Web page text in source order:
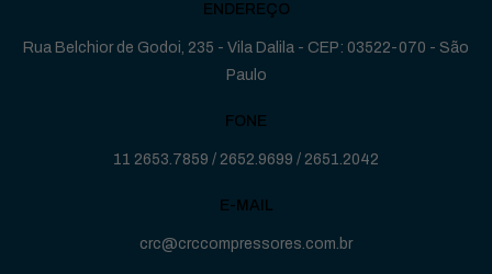
ENDEREÇO
Rua Belchior de Godoi, 235 - Vila Dalila - CEP: 03522-070 - São
Paulo
FONE
11 2653.7859 / 2652.9699 / 2651.2042
E-MAIL
crc@crccompressores.com.br